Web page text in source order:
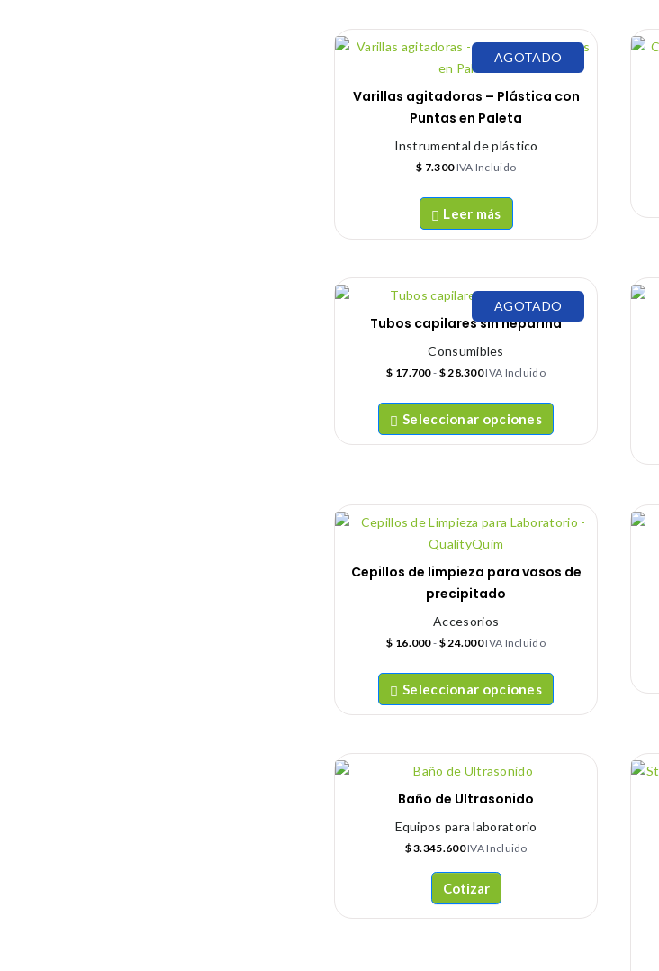
AGOTADO
Varillas agitadoras – Plástica con
Puntas en Paleta
Instrumental de plástico
$ 7.300IVA Incluido
Leer más
AGOTADO
Tubos capilares sin heparina
Consumibles
$ 17.700- $28.300IVA Incluido
Seleccionar opciones
Cepillos de limpieza para vasos de
precipitado
Accesorios
$ 16.000- $24.000IVA Incluido
Seleccionar opciones
Baño de Ultrasonido
Equipos para laboratorio
$3.345.600IVA Incluido
Cotizar